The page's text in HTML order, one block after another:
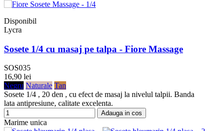
Disponibil
Lycra
Sosete 1/4 cu masaj pe talpa - Fiore Massage
SOS035
16,90 lei
Negru Naturale Tan
Sosete 1/4 , 20 den , cu efect de masaj la nivelul talpii. Banda
lata antipresiune, calitate excelenta.
Adauga in cos
Marime unica